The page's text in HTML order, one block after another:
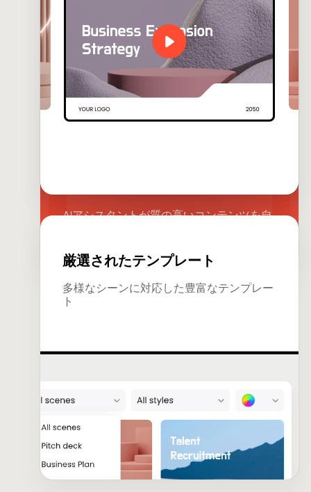
AIアシスタントが質の高いコンテンツを自
厳選されたテンプレート
多様なシーンに対応した豊富なテンプレー
ト